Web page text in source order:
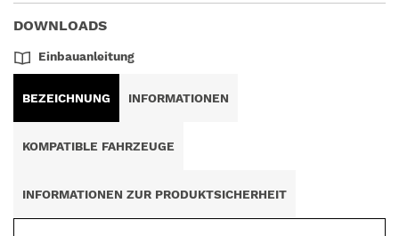
DOWNLOADS
Einbauanleitung
BEZEICHNUNG INFORMATIONEN
KOMPATIBLE FAHRZEUGE
INFORMATIONEN ZUR PRODUKTSICHERHEIT